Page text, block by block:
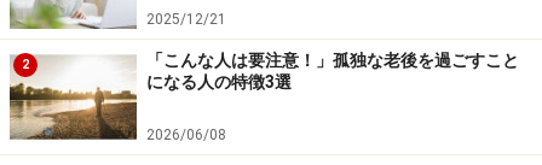
たいことがどんどん増えたりするはずです。あえて、苦
手なことにチャレンジすれば、達成感もひとしおです。
充実した老後生活のためにも、新しいことに挑戦してみ
ましょう。
2025/12/21
2
「こんな人は要注意！」孤独な老後を過ごすこと
になる人の特徴3選
2026/06/08